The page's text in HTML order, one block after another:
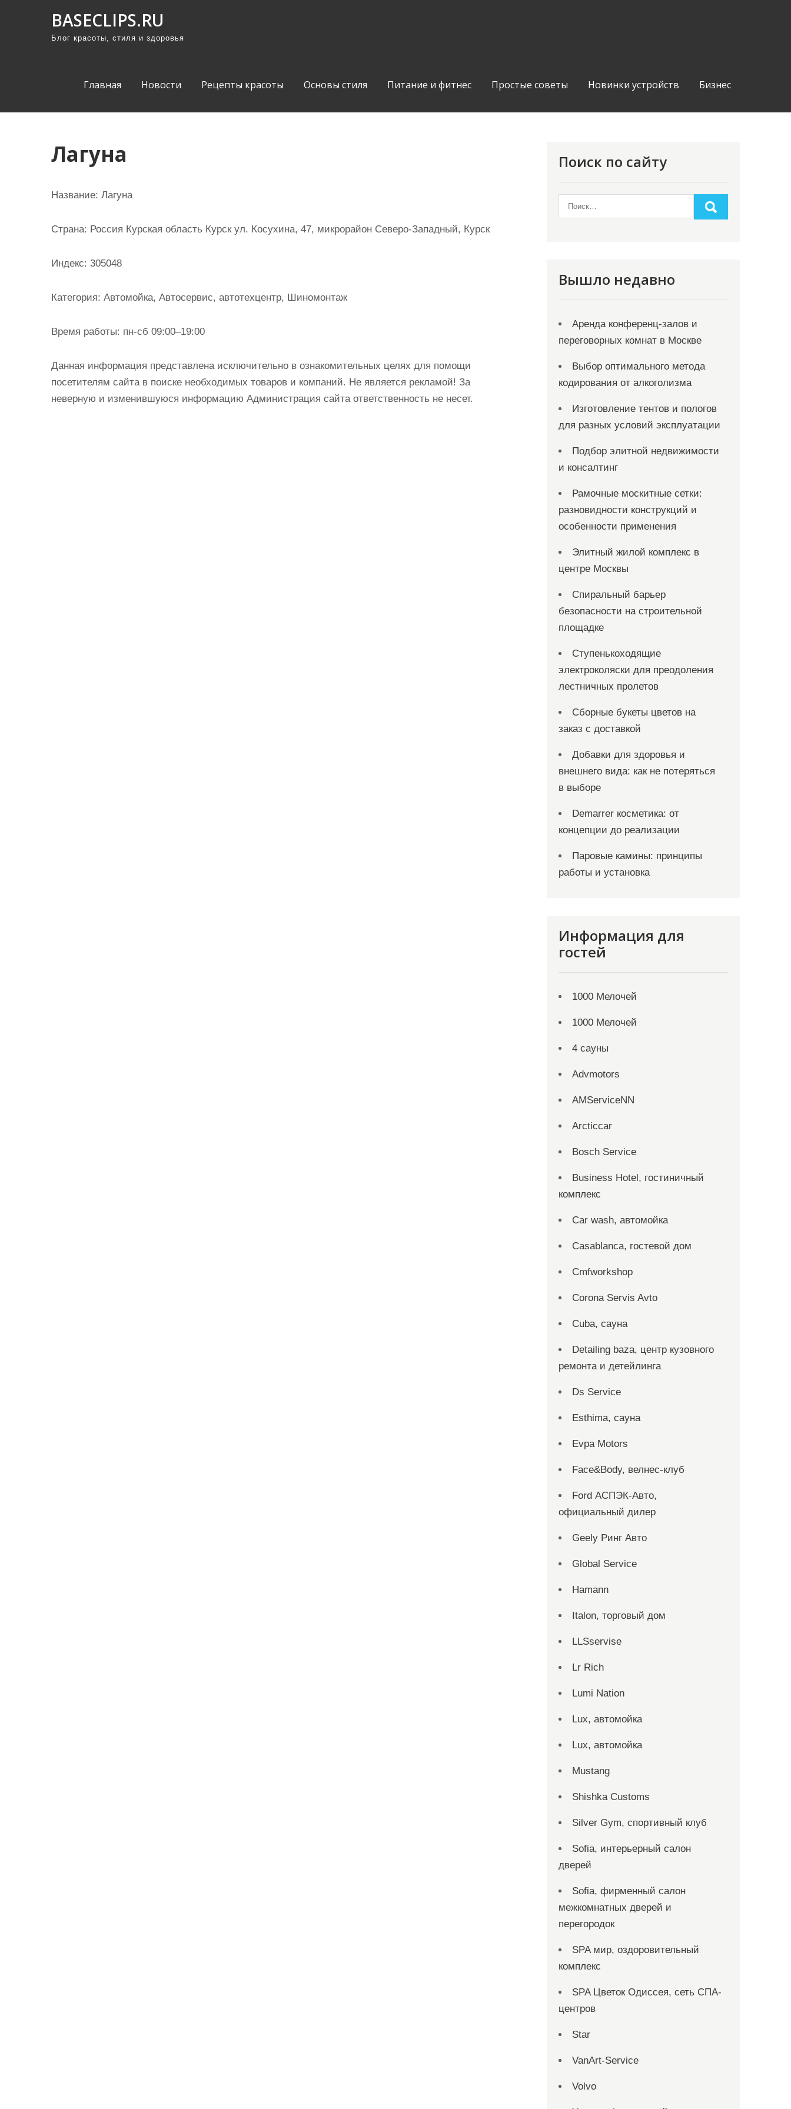
BASECLIPS.RU
Блог красоты, стиля и здоровья
Главная Новости Рецепты красоты Основы стиля Питание и фитнес Простые советы Новинки устройств Бизнес
Лагуна
Название: Лагуна
Страна: Россия Курская область Курск ул. Косухина, 47, микрорайон Северо-Западный, Курск
Индекс: 305048
Категория: Автомойка, Автосервис, автотехцентр, Шиномонтаж
Время работы: пн-сб 09:00–19:00
Данная информация представлена исключительно в ознакомительных целях для помощи
посетителям сайта в поиске необходимых товаров и компаний. Не является рекламой! За
неверную и изменившуюся информацию Администрация сайта ответственность не несет.
Поиск по сайту
Вышло недавно
Аренда конференц-залов и
переговорных комнат в Москве
Выбор оптимального метода
кодирования от алкоголизма
Изготовление тентов и пологов
для разных условий эксплуатации
Подбор элитной недвижимости
и консалтинг
Рамочные москитные сетки:
разновидности конструкций и
особенности применения
Элитный жилой комплекс в
центре Москвы
Спиральный барьер
безопасности на строительной
площадке
Ступенькоходящие
электроколяски для преодоления
лестничных пролетов
Сборные букеты цветов на
заказ с доставкой
Добавки для здоровья и
внешнего вида: как не потеряться
в выборе
Demarrer косметика: от
концепции до реализации
Паровые камины: принципы
работы и установка
Информация для
гостей
1000 Мелочей
1000 Мелочей
4 сауны
Advmotors
AMServiceNN
Arcticcar
Bosch Service
Business Hotel, гостиничный
комплекс
Car wash, автомойка
Casablanca, гостевой дом
Cmfworkshop
Corona Servis Avto
Cuba, сауна
Detailing baza, центр кузовного
ремонта и детейлинга
Ds Service
Esthima, сауна
Evpa Motors
Face&Body, велнес-клуб
Ford АСПЭК-Авто,
официальный дилер
Geely Ринг Авто
Global Service
Hamann
Italon, торговый дом
LLSservise
Lr Rich
Lumi Nation
Lux, автомойка
Lux, автомойка
Mustang
Shishka Customs
Silver Gym, спортивный клуб
Sofia, интерьерный салон
дверей
Sofia, фирменный салон
межкомнатных дверей и
перегородок
SPA мир, оздоровительный
комплекс
SPA Цветок Одиссея, сеть СПА-
центров
Star
VanArt-Service
Volvo